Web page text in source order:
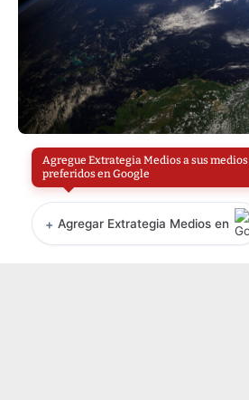
Agregue Extrategia Medios a sus medios
preferidos en Google
+ Agregar Extrategia Medios en